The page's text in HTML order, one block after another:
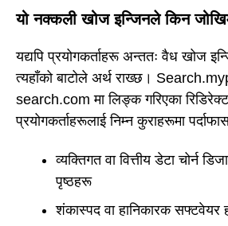
यो नक्कली खोज इन्जिनले किन
यद्यपि प्रयोगकर्ताहरू अन्ततः वैध खोज
त्यहाँको बाटोले अर्थ राख्छ।
search.com मा लिङ्क गरिएका
प्रयोगकर्ताहरूलाई निम्न कुराहरूमा
व्यक्तिगत वा वित्तीय डेटा चोर्न
पृष्ठहरू
शंकास्पद वा हानिकारक सफ्टवेयर